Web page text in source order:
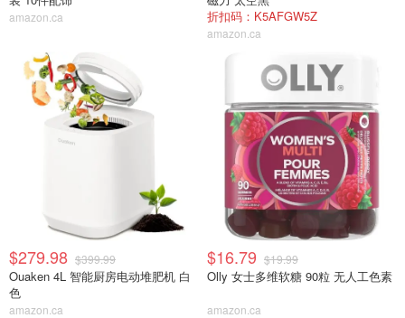
amazon.ca
折扣码：K5AFGW5Z
amazon.ca
$279.98 $399.99
Ouaken 4L 智能厨房电动堆肥机 白
色
amazon.ca
$16.79 $19.99
Olly 女士多维软糖 90粒 无人工色素
amazon.ca